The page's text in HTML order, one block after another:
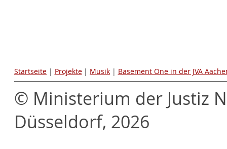
Startseite | Projekte | Musik | Basement One in der JVA
© Ministerium der Justiz
Düsseldorf, 2026